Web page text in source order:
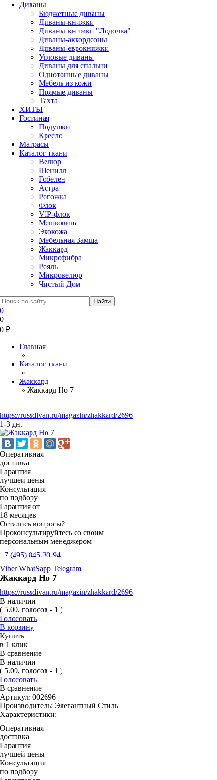
Диваны
Бюджетные диваны
Диваны-книжки
Диваны-книжки "Лодочка"
Диваны-аккордеоны
Диваны-еврокнижки
Угловые диваны
Диваны для спальни
Однотонные диваны
Мебель из кожи
Прямые диваны
Тахта
ХИТЫ
Гостиная
Подушки
Кресло
Матрасы
Каталог ткани
Велюр
Шенилл
Гобелен
Астра
Рогожка
Флок
VIP-флок
Мешковина
Экокожа
Мебельная Замша
Жаккард
Микрофибра
Рояль
Микровелюр
Чистый Дом
0
0
0 ₽
Главная
»
Каталог ткани
»
Жаккард
» Жаккард Но 7
https://russdivan.ru/magazin/zhakkard/2696
1-3 дн.
Оперативная
доставка
Гарантия
лучшей цены
Консультация
по подбору
Гарантия от
18 месяцев
Остались вопросы?
Проконсультируйтесь со своим
персональным менеджером
+7 (495) 845-30-94
Viber WhatSapp Telegram
Жаккард Но 7
https://russdivan.ru/magazin/zhakkard/2696
В наличии
( 5.00, голосов - 1 )
Голосовать
В корзину
Купить
в 1 клик
В сравнение
В наличии
( 5.00, голосов - 1 )
Голосовать
В сравнение
Артикул: 002696
Производитель: Элегантный Стиль
Характеристики:
Оперативная
доставка
Гарантия
лучшей цены
Консультация
по подбору